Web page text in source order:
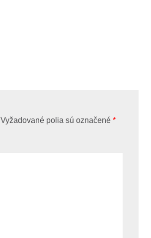
Vyžadované polia sú označené *